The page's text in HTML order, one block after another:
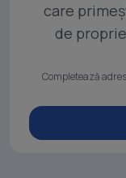
care
de